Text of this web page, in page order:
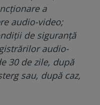
a
audio-video;
de siguranță
audio-
30 de zile, după
sau, după caz,